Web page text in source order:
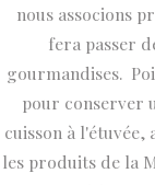
nous associons
fera passer
gourmandises.
pour conserver
cuisson à l'étuvée,
les produits de la